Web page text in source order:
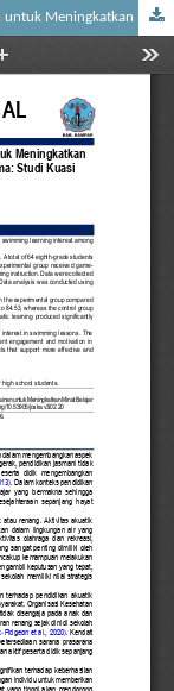
Inovasi Pembelajaran Akuatik Berbasis Permainan untuk Meningkatkan Minat Belajar Renang Siswa Sekolah Menengah Pertama: Studi Kuasi Eksperimen